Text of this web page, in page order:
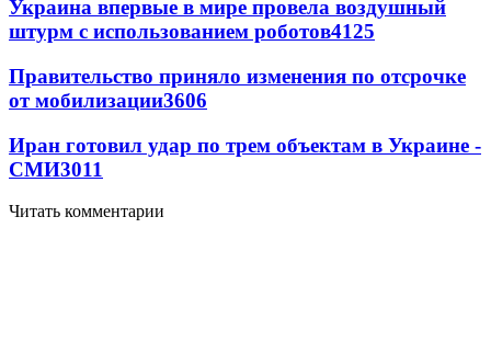
Украина впервые в мире провела воздушный
штурм с использованием роботов4125
Правительство приняло изменения по отсрочке
от мобилизации3606
Иран готовил удар по трем объектам в Украине -
СМИ3011
Читать комментарии